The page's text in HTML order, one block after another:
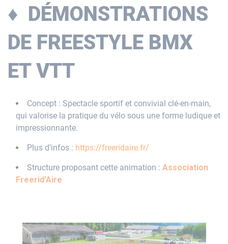
♦ DÉMONSTRATIONS
DE FREESTYLE BMX
ET VTT
Concept : Spectacle sportif et convivial clé-en-main,
qui valorise la pratique du vélo sous une forme ludique et
impressionnante.
Plus d’infos : https://freeridaire.fr/
Structure proposant cette animation : Association
Freerid’Aire